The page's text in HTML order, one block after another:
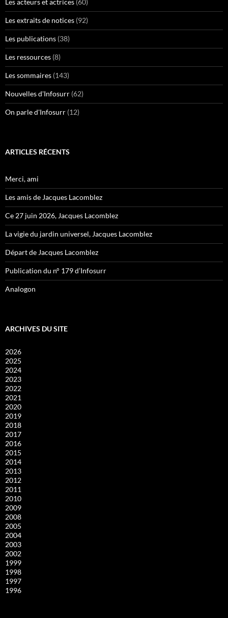
Les acteurs et actrices (60)
Les extraits de notices (92)
Les publications (38)
Les ressources (8)
Les sommaires (143)
Nouvelles d'Infosurr (62)
On parle d'Infosurr (12)
ARTICLES RÉCENTS
Merci, ami
Les amis de Jacques Lacomblez
Ce 27 juin 2026, Jacques Lacomblez
La vigie du jardin universel, Jacques Lacomblez
Départ de Jacques Lacomblez
Publication du n° 179 d’Infosurr
Analogon
ARCHIVES DU SITE
2026
2025
2024
2023
2022
2021
2020
2019
2018
2017
2016
2015
2014
2013
2012
2011
2010
2009
2008
2005
2004
2003
2002
1999
1998
1997
1996